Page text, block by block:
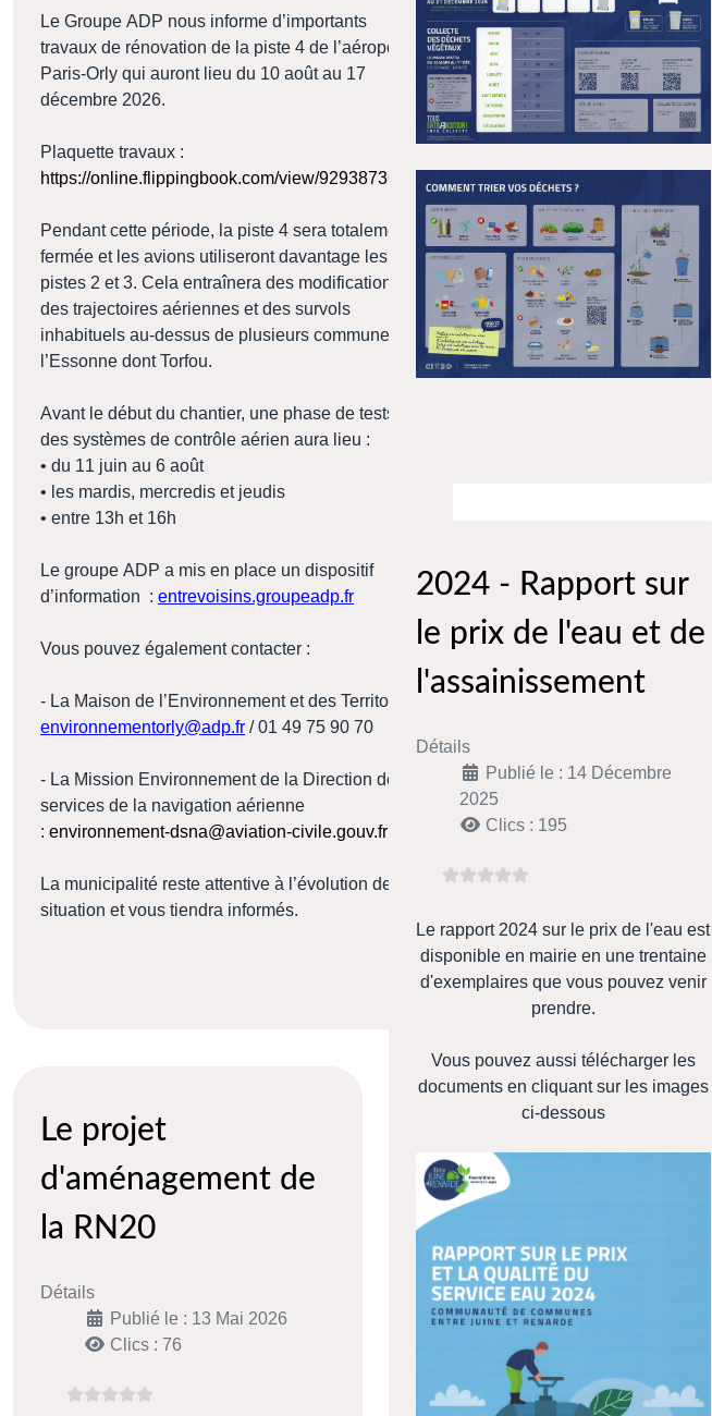
Le Groupe ADP nous informe d’importants
travaux de rénovation de la piste 4 de l’aéroport
Paris-Orly qui auront lieu du 10 août au 17
décembre 2026.
Plaquette travaux :
https://online.flippingbook.com/view/929387366/4/
Pendant cette période, la piste 4 sera totalement
fermée et les avions utiliseront davantage les
pistes 2 et 3. Cela entraînera des modifications
des trajectoires aériennes et des survols
inhabituels au-dessus de plusieurs communes de
l’Essonne dont Torfou.
Avant le début du chantier, une phase de tests
des systèmes de contrôle aérien aura lieu :
• du 11 juin au 6 août
• les mardis, mercredis et jeudis
• entre 13h et 16h
Le groupe ADP a mis en place un dispositif
d’information : entrevoisins.groupeadp.fr
Vous pouvez également contacter :
- La Maison de l’Environnement et des Territoires :
environnementorly@adp.fr / 01 49 75 90 70
- La Mission Environnement de la Direction des
services de la navigation aérienne
: environnement-dsna@aviation-civile.gouv.fr
La municipalité reste attentive à l’évolution de la
situation et vous tiendra informés.
Le projet
d'aménagement de
la RN20
Détails
Publié le : 13 Mai 2026
Clics : 76
2024 - Rapport sur
le prix de l'eau et de
l'assainissement
Détails
Publié le : 14 Décembre
2025
Clics : 195
Le rapport 2024 sur le prix de l'eau est
disponible en mairie en une trentaine
d'exemplaires que vous pouvez venir
prendre.
Vous pouvez aussi télécharger les
documents en cliquant sur les images
ci-dessous